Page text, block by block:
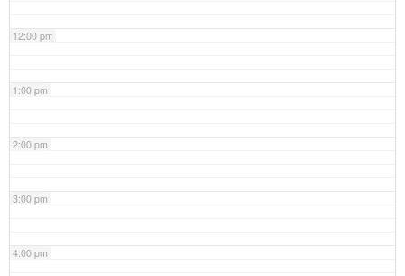
12:00 pm
1:00 pm
2:00 pm
3:00 pm
4:00 pm